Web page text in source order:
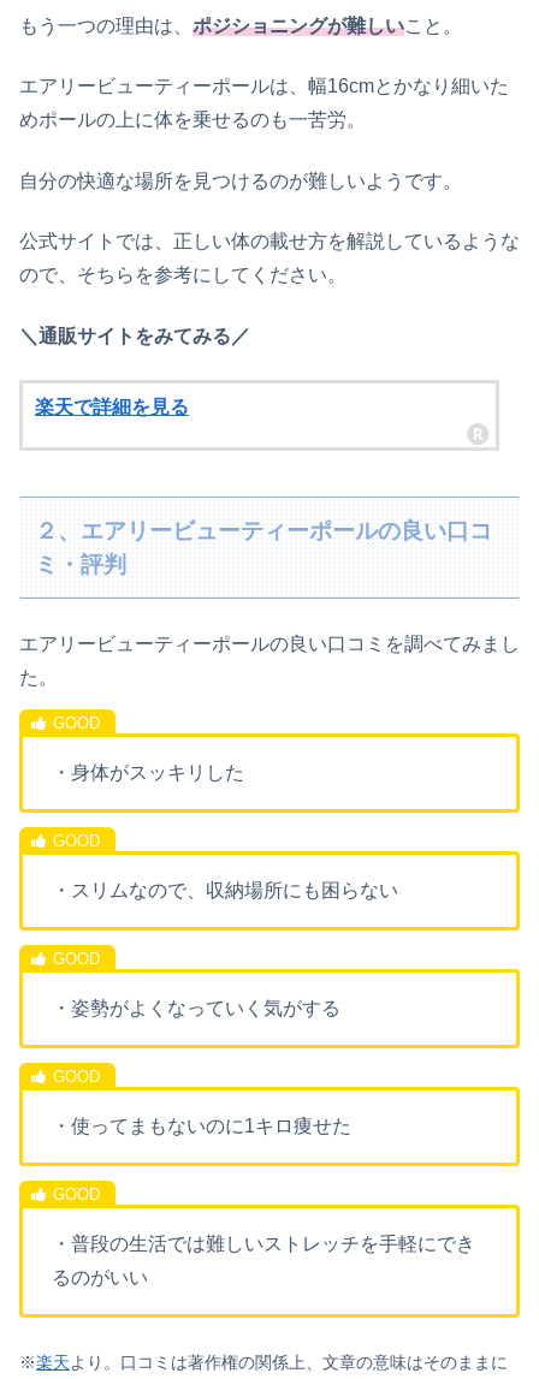
もう一つの理由は、 ポジショニングが難しいこと。
エアリービューティーポールは、幅16cmとかなり細いた
めポールの上に体を乗せるのも一苦労。
自分の快適な場所を見つけるのが難しいようです。
公式サイトでは、正しい体の載せ方を解説しているような
ので、そちらを参考にしてください。
＼通販サイトをみてみる／
楽天で詳細を見る
２、エアリービューティーポールの良い口コ
ミ・評判
エアリービューティーポールの良い口コミを調べてみまし
た。
・身体がスッキリした
・スリムなので、収納場所にも困らない
・姿勢がよくなっていく気がする
・使ってまもないのに1キロ痩せた
・普段の生活では難しいストレッチを手軽にでき
るのがいい
※楽天より。口コミは著作権の関係上、文章の意味はそのままに